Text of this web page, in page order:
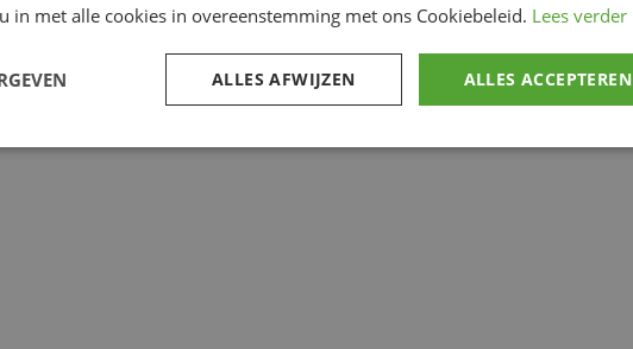
in met alle cookies in overeenstemming met ons Cookiebeleid. Lees verder
ALLES ACCEPTEREN
ALLES AFWIJZEN